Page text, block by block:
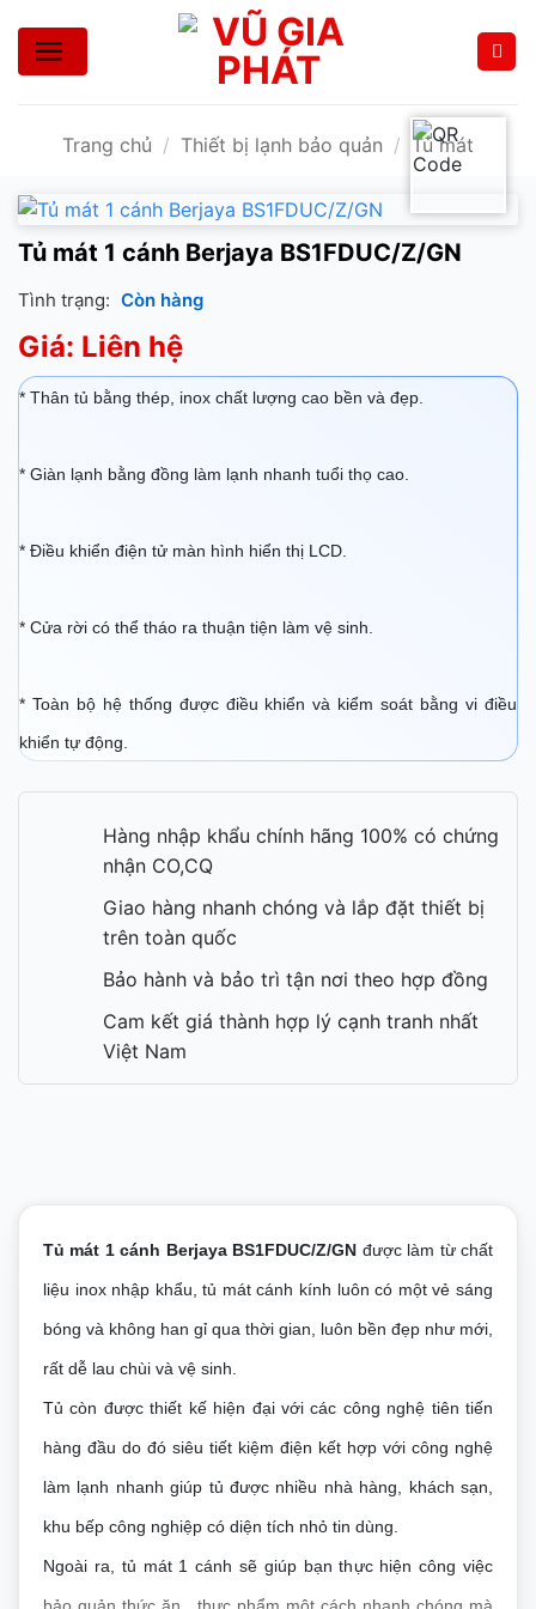
nội
Trang chủ / Thiết bị lạnh bảo quản / Tủ mát
Tủ mát 1 cánh Berjaya BS1FDUC/Z/GN
Tình trạng: Còn hàng
Giá: Liên hệ
* Thân tủ bằng thép, inox chất lượng cao bền và đẹp.
* Giàn lạnh bằng đồng làm lạnh nhanh tuổi thọ cao.
* Điều khiển điện tử màn hình hiển thị LCD.
* Cửa rời có thể tháo ra thuận tiện làm vệ sinh.
* Toàn bộ hệ thống được điều khiển và kiểm soát bằng vi điều
khiển tự động.
Hàng nhập khẩu chính hãng 100% có chứng
nhận CO,CQ
Giao hàng nhanh chóng và lắp đặt thiết bị
trên toàn quốc
Bảo hành và bảo trì tận nơi theo hợp đồng
Cam kết giá thành hợp lý cạnh tranh nhất
Việt Nam
Tủ mát 1 cánh Berjaya BS1FDUC/Z/GN được làm từ chất
liệu inox nhập khẩu, tủ mát cánh kính luôn có một vẻ sáng
bóng và không han gỉ qua thời gian, luôn bền đẹp như mới,
rất dễ lau chùi và vệ sinh.
Tủ còn được thiết kế hiện đại với các công nghệ tiên tiến
hàng đầu do đó siêu tiết kiệm điện kết hợp với công nghệ
làm lạnh nhanh giúp tủ được nhiều nhà hàng, khách sạn,
khu bếp công nghiệp có diện tích nhỏ tin dùng.
Ngoài ra, tủ mát 1 cánh sẽ giúp bạn thực hiện công việc